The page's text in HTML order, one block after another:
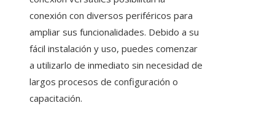
conexión con diversos periféricos para
ampliar sus funcionalidades. Debido a su
fácil instalación y uso, puedes comenzar
a utilizarlo de inmediato sin necesidad de
largos procesos de configuración o
capacitación.